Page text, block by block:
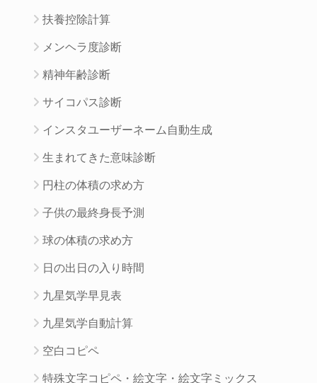
扶養控除計算
メンヘラ度診断
精神年齢診断
サイコパス診断
インスタユーザーネーム自動生成
生まれてきた意味診断
円柱の体積の求め方
子供の最終身長予測
球の体積の求め方
日の出日の入り時間
九星気学早見表
九星気学自動計算
空白コピペ
特殊文字コピペ・絵文字・絵文字ミックス